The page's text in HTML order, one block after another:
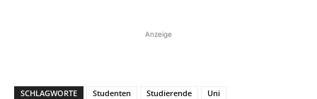
Anzeige
SCHLAGWORTE Studenten Studierende Uni